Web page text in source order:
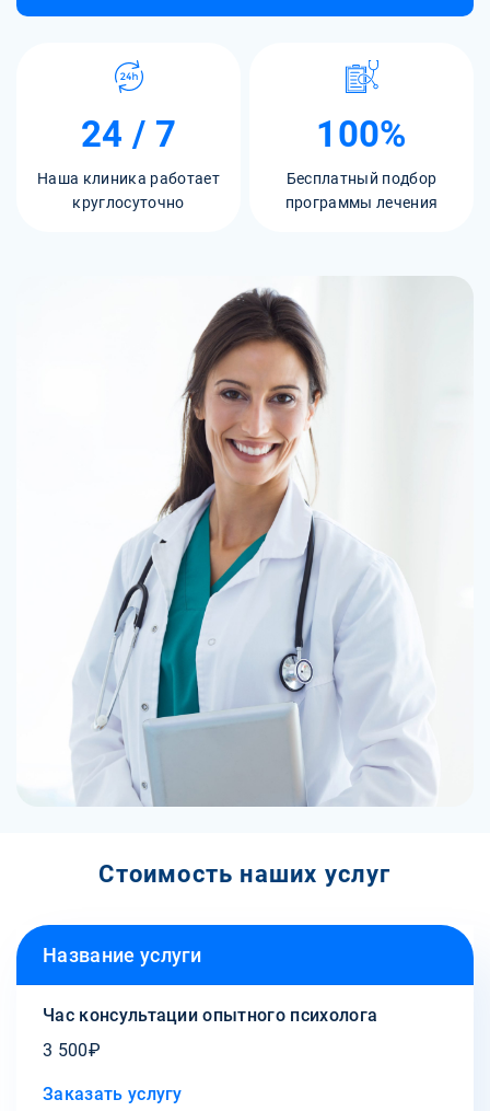
24 / 7
Наша клиника работает
круглосуточно
100%
Бесплатный подбор
программы лечения
Стоимость наших услуг
Название услуги
Час консультации опытного психолога
3 500₽
Заказать услугу